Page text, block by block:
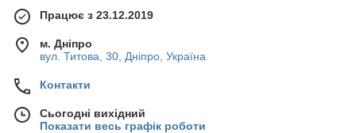
Працює з 23.12.2019
м. Дніпро
вул. Титова, 30, Дніпро, Україна
Контакти
Сьогодні вихідний
Показати весь графік роботи